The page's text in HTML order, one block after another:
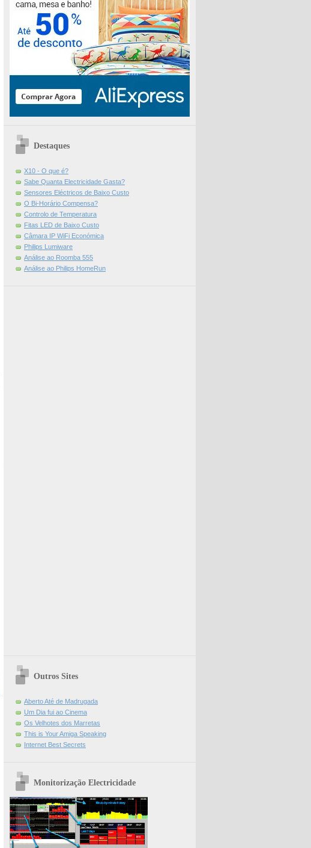
Destaques
X10 - O que é?
Sabe Quanta Electricidade Gasta?
Sensores Eléctricos de Baixo Custo
O Bi-Horário Compensa?
Controlo de Temperatura
Fitas LED de Baixo Custo
Câmara IP WiFi Económica
Philips Lumiware
Análise ao Roomba 555
Análise ao Philips HomeRun
Outros Sites
Aberto Até de Madrugada
Um Dia fui ao Cinema
Os Velhotes dos Marretas
This is Your Amiga Speaking
Internet Best Secrets
Monitorização Electricidade